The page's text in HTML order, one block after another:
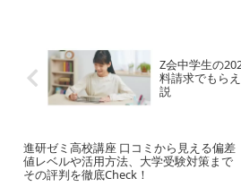
Z会中学生の
料請求でもら
説
進研ゼミ高校講座 口コミから見える偏差
値レベルや活用方法、大学受験対策まで
その評判を徹底Check！